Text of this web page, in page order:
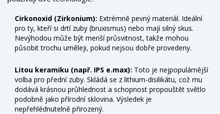
Cirkonoxid (Zirkonium): Extrémně pevný materiál. Ideální
pro ty, kteří si drtí zuby (bruxismus) nebo mají silný skus.
Nevýhodou může být menší průsvitnost, takže mohou
působit trochu uměleji, pokud nejsou dobře provedeny.
Litou keramiku (např. IPS e.max): Toto je nejpopulárnější
volba pro přední zuby. Skládá se z lithium-disilikátu, což mu
dodává krásnou průhlednost a schopnost propouštět světlo
podobně jako přírodní sklovina. Výsledek je
nepřehlédnutelně přirozený.